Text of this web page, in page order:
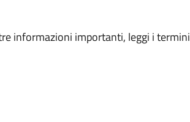
informazioni importanti, leggi i termini